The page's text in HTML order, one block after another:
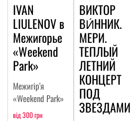
IVAN
LIULENOV в
Межигорье
«Weekend
Park»
Межигір'я
«Weekend Park»
від 300 грн
ВИКТОР
ВИ́ННИК.
МЕРИ.
ТЕПЛЫЙ
ЛЕТНИЙ
КОНЦЕРТ
ПОД
ЗВЕЗДАМИ